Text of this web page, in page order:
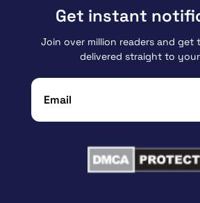
Get instant
Join over million readers and get
delivered straight to